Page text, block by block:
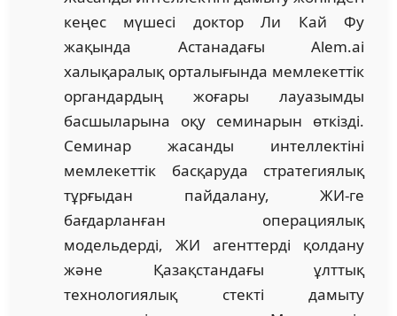
кеңес мүшесі доктор Ли Кай Фу
жақында Астанадағы Alem.ai
халықаралық орталығында мемлекеттік
органдардың жоғары лауазымды
басшыларына оқу семинарын өткізді.
Семинар жасанды интеллектіні
мемлекеттік басқаруда стратегиялық
тұрғыдан пайдалану, ЖИ-ге
бағдарланған операциялық
модельдерді, ЖИ агенттерді қолдану
және Қазақстандағы ұлттық
технологиялық стекті дамыту